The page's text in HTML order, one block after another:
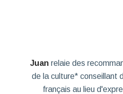
Juan relaie des
de la culture* conseillant
français au lieu